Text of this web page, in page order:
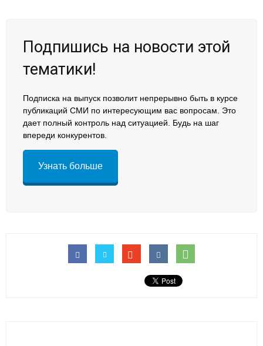
Подпишись на новости этой
тематики!
Подписка на выпуск позволит непрерывно быть в курсе
публикаций СМИ по интересующим вас вопросам. Это
дает полный контроль над ситуацией. Будь на шаг
впереди конкурентов.
Узнать больше